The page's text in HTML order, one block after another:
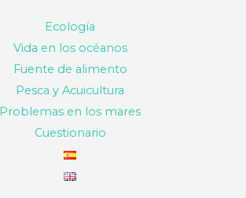
Ecología
Vida en los océanos
Fuente de alimento
Pesca y Acuicultura
Problemas en los mares
Cuestionario